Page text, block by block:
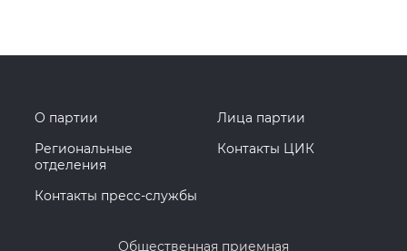
О партии
Лица партии
Региональные
отделения
Контакты ЦИК
Контакты пресс-службы
Общественная приемная